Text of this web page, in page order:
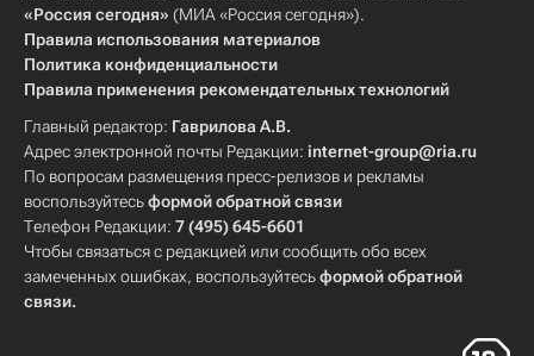
«Россия сегодня» (МИА «Россия сегодня»).
Правила использования материалов
Политика конфиденциальности
Правила применения рекомендательных технологий
Главный редактор: Гаврилова А.В.
Адрес электронной почты Редакции: internet-group@ria.ru
По вопросам размещения пресс-релизов и рекламы
воспользуйтесьформой обратной связи
Телефон Редакции: 7 (495) 645-6601
Чтобы связаться с редакцией или сообщить обо всех
замеченных ошибках, воспользуйтесьформой обратной
связи.